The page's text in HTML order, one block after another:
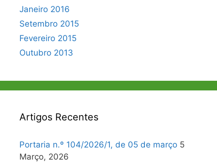
Janeiro 2016
Setembro 2015
Fevereiro 2015
Outubro 2013
Artigos Recentes
Portaria n.º 104/2026/1, de 05 de março 5
Março, 2026